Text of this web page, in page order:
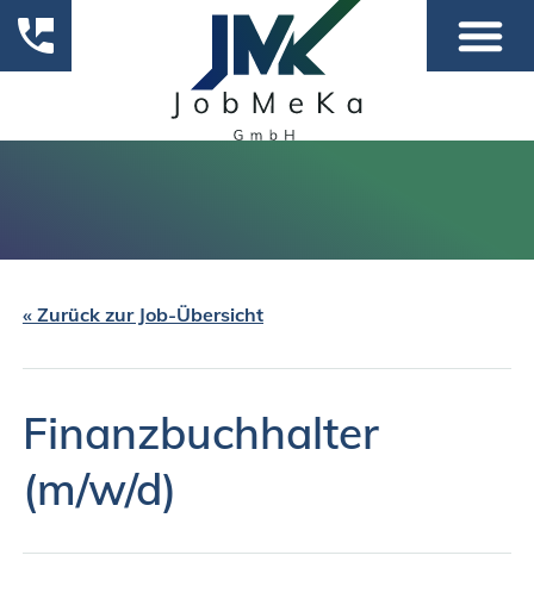
« Zurück zur Job-Übersicht
Finanzbuchhalter
(m/w/d)